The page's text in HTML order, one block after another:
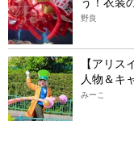
野良
【アリ
人物＆キ
みーこ